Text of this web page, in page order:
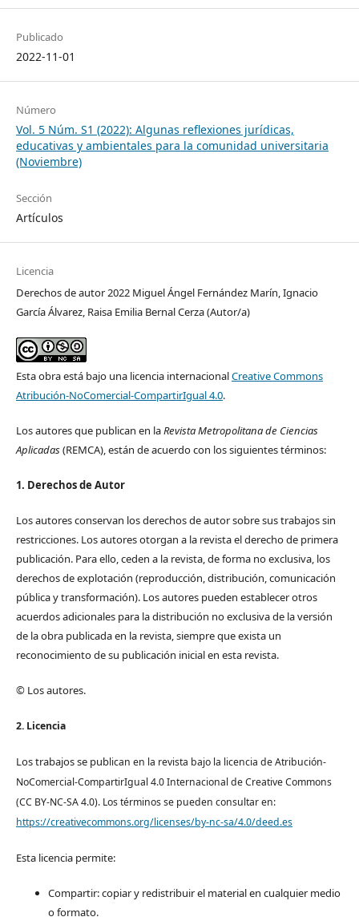
Publicado
2022-11-01
Número
Vol. 5 Núm. S1 (2022): Algunas reflexiones jurídicas,
educativas y ambientales para la comunidad universitaria
(Noviembre)
Sección
Artículos
Licencia
Derechos de autor 2022 Miguel Ángel Fernández Marín, Ignacio
García Álvarez, Raisa Emilia Bernal Cerza (Autor/a)
Esta obra está bajo una licencia internacionalCreative Commons
Atribución-NoComercial-CompartirIgual 4.0.
Los autores que publican en laRevista Metropolitana de Ciencias
Aplicadas(REMCA), están de acuerdo con los siguientes términos:
1. Derechos de Autor
Los autores conservan los derechos de autor sobre sus trabajos sin
restricciones. Los autores otorgan a la revista el derecho de primera
publicación. Para ello, ceden a la revista, de forma no exclusiva, los
derechos de explotación (reproducción, distribución, comunicación
pública y transformación). Los autores pueden establecer otros
acuerdos adicionales para la distribución no exclusiva de la versión
de la obra publicada en la revista, siempre que exista un
reconocimiento de su publicación inicial en esta revista.
© Los autores.
2. Licencia
Los trabajos se publican en la revista bajo la licencia de Atribución-
NoComercial-CompartirIgual 4.0 Internacional de Creative Commons
(CC BY-NC-SA 4.0). Los términos se pueden consultar en:
https://creativecommons.org/licenses/by-nc-sa/4.0/deed.es
Esta licencia permite:
Compartir: copiar y redistribuir el material en cualquier medio
o formato.